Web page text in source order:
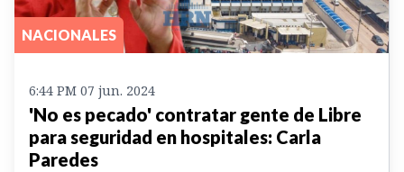
NACIONALES
6:44 PM 07 jun. 2024
'No es pecado' contratar gente de Libre
para seguridad en hospitales: Carla
Paredes